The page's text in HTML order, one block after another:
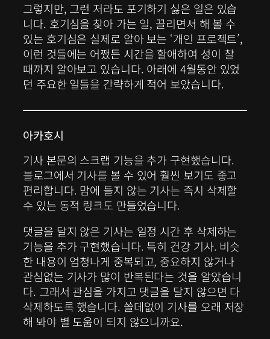
그렇지만, 그런 저라도 포기하기 싫은 일은 있습
니다. 호기심을 찾아 가는 일, 끌리면서 해 볼 수
있는 호기심은 실제로 알아 보는 ‘개인 프로젝트’,
이런 것들에는 어쨌든 시간을 할애하여 성이 찰
때까지 알아보고 있습니다. 아래에 4월동안 있었
던 주요한 일들을 간략하게 적어 보았습니다.
아카호시
기사 본문의 스크랩 기능을 추가 구현했습니다.
블로그에서 기사를 볼 수 있어 훨씬 보기도 좋고
편리합니다. 맘에 들지 않는 기사는 즉시 삭제할
수 있는 동적 링크도 만들었습니다.
댓글을 달지 않은 기사는 일정 시간 후 삭제하는
기능을 추가 구현했습니다. 특히 건강 기사. 비슷
한 내용이 엄청나게 중복되고, 중요하지 않거나
관심없는 기사가 많이 반복된다는 것을 알았습니
다. 그래서 관심을 가지고 댓글을 달지 않으면 다
삭제하도록 했습니다. 쓸데없이 기사를 오래 저장
해 봐야 별 도움이 되지 않으니까요.